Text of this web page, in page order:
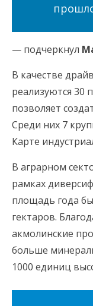
— подчеркнул
В качестве
реализуются 30
позволяет
Среди них 7
Карте
В аграрном
рамках
площадь года
гектаров.
акмолинские
больше
1000 единиц